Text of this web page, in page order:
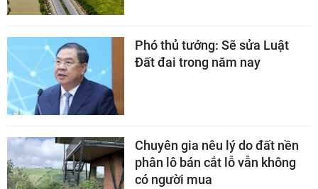
Phó thủ tướng: Sẽ sửa Luật
Đất đai trong năm nay
Chuyên gia nêu lý do đất nền
phân lô bán cắt lỗ vẫn không
có người mua